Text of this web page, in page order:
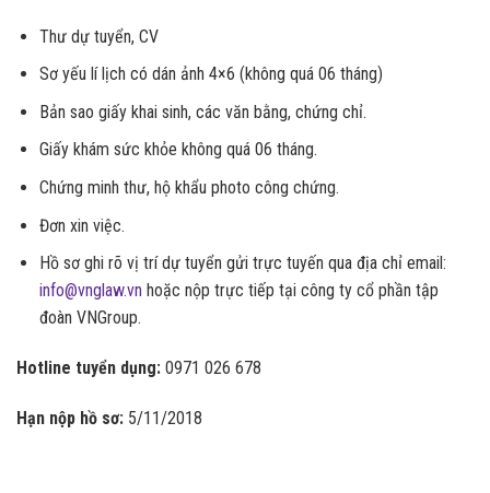
Thư dự tuyển, CV
Sơ yếu lí lịch có dán ảnh 4×6 (không quá 06 tháng)
Bản sao giấy khai sinh, các văn bằng, chứng chỉ.
Giấy khám sức khỏe không quá 06 tháng.
Chứng minh thư, hộ khẩu photo công chứng.
Đơn xin việc.
Hồ sơ ghi rõ vị trí dự tuyển gửi trực tuyến qua địa chỉ email:
info@vnglaw.vn hoặc nộp trực tiếp tại công ty cổ phần tập
đoàn VNGroup.
Hotline tuyển dụng: 0971 026 678
Hạn nộp hồ sơ: 5/11/2018